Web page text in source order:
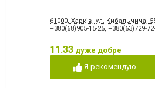
61000, Харків, ул. Кибальчича,
+380(68)905-15-25, +380(63)729-
11.33 дуже добре
Я рекомендую